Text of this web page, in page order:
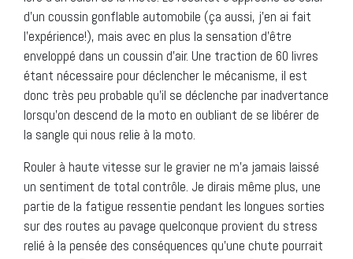
d’un coussin gonflable automobile (ça aussi, j’en ai fait
l’expérience!), mais avec en plus la sensation d’être
enveloppé dans un coussin d’air. Une traction de 60 livres
étant nécessaire pour déclencher le mécanisme, il est
donc très peu probable qu’il se déclenche par inadvertance
lorsqu’on descend de la moto en oubliant de se libérer de
la sangle qui nous relie à la moto.
Rouler à haute vitesse sur le gravier ne m’a jamais laissé
un sentiment de total contrôle. Je dirais même plus, une
partie de la fatigue ressentie pendant les longues sorties
sur des routes au pavage quelconque provient du stress
relié à la pensée des conséquences qu’une chute pourrait